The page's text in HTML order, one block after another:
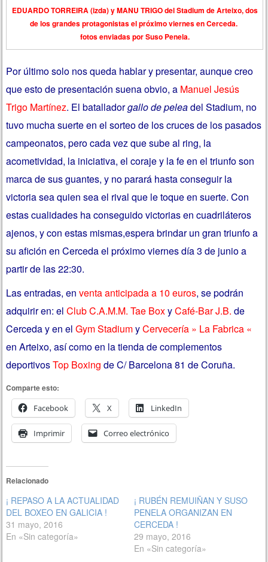
EDUARDO TORREIRA (izda) y MANU TRIGO del Stadium de Arteixo, dos
de los grandes protagonistas el próximo viernes en Cerceda.
fotos enviadas por Suso Penela.
Por último solo nos queda hablar y presentar, aunque creo
que esto de presentación suena obvio, a Manuel Jesús
Trigo Martínez. El batalladorgallo de peleadel Stadium, no
tuvo mucha suerte en el sorteo de los cruces de los pasados
campeonatos, pero cada vez que sube al ring, la
acometividad, la iniciativa, el coraje y la fe en el triunfo son
marca de sus guantes, y no parará hasta conseguir la
victoria sea quien sea el rival que le toque en suerte. Con
estas cualidades ha conseguido victorias en cuadriláteros
ajenos, y con estas mismas,espera brindar un gran triunfo a
su afición en Cerceda el próximo viernes día 3 de junio a
partir de las 22:30.
Las entradas, enventa anticipada a 10 euros, se podrán
adquirir en: elClub C.A.M.M. Tae BoxyCafé-Bar J.B. de
Cerceda y en elGym StadiumyCervecería » La Fabrica «
en Arteixo, así como en la tienda de complementos
deportivosTop Boxing de C/ Barcelona 81 de Coruña.
Comparte esto:
Facebook
X LinkedIn
Imprimir Correo electrónico
Relacionado
¡ REPASO A LA ACTUALIDAD
DEL BOXEO EN GALICIA !
31 mayo, 2016
En «Sin categoría»
¡ RUBÉN REMUIÑAN Y SUSO
PENELA ORGANIZAN EN
CERCEDA !
29 mayo, 2016
En «Sin categoría»